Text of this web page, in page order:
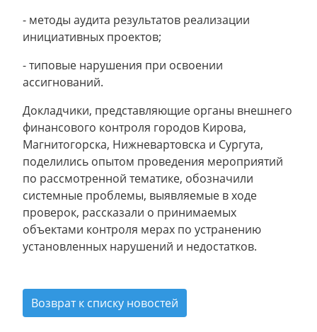
- методы аудита результатов реализации
инициативных проектов;
- типовые нарушения при освоении
ассигнований.
Докладчики, представляющие органы внешнего
финансового контроля городов Кирова,
Магнитогорска, Нижневартовска и Сургута,
поделились опытом проведения мероприятий
по рассмотренной тематике, обозначили
системные проблемы, выявляемые в ходе
проверок, рассказали о принимаемых
объектами контроля мерах по устранению
установленных нарушений и недостатков.
Возврат к списку новостей